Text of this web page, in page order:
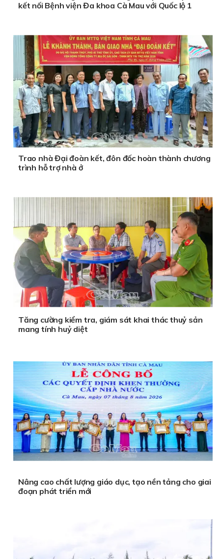
kết nối Bệnh viện Đa khoa Cà Mau với Quốc lộ 1
Trao nhà Đại đoàn kết, đôn đốc hoàn thành chương
trình hỗ trợ nhà ở
Tăng cường kiểm tra, giám sát khai thác thuỷ sản
mang tính huỷ diệt
Nâng cao chất lượng giáo dục, tạo nền tảng cho giai
đoạn phát triển mới